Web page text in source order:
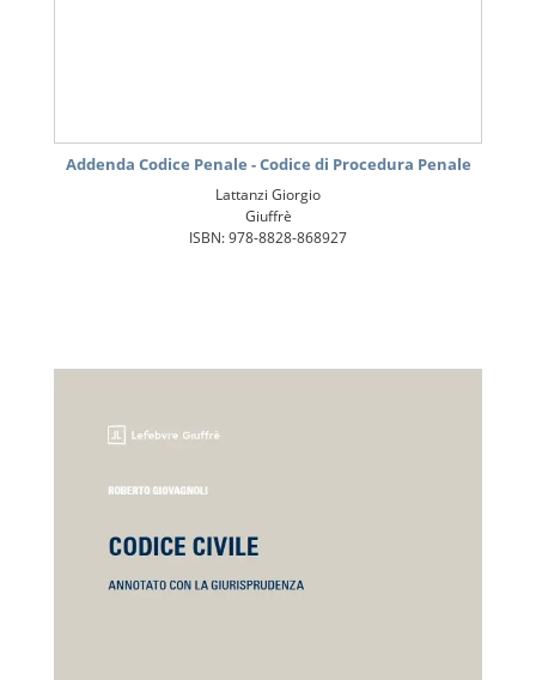
Addenda Codice Penale - Codice di Procedura Penale
Lattanzi Giorgio
Giuffrè
ISBN: 978-8828-868927